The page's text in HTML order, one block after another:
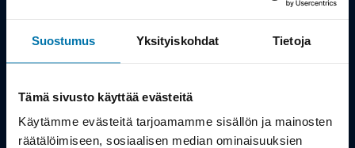
Suostumus Yksityiskohdat Tietoja
Tämä sivusto käyttää evästeitä
Käytämme evästeitä tarjoamamme sisällön ja mainosten
räätälöimiseen, sosiaalisen median ominaisuuksien
Kauppa
Työsuhdepyörä